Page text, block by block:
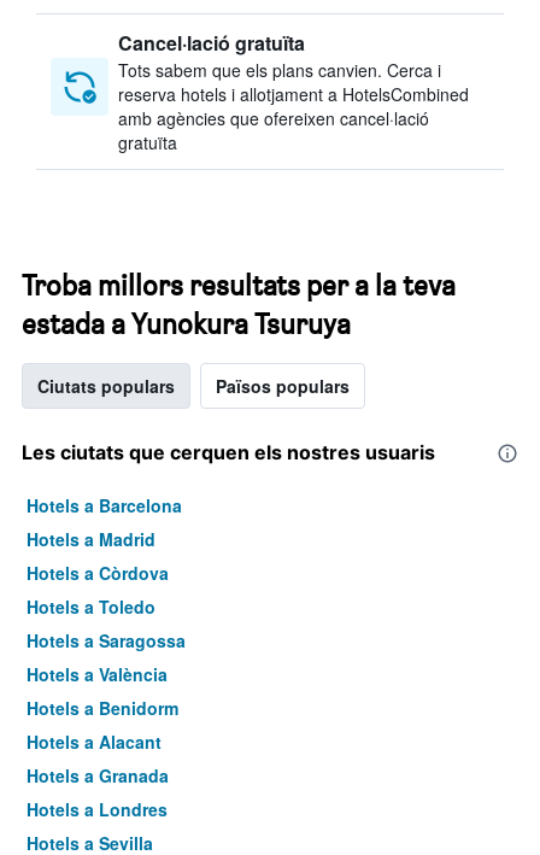
Cancel·lació gratuïta
Tots sabem que els plans canvien. Cerca i
reserva hotels i allotjament a HotelsCombined
amb agències que ofereixen cancel·lació
gratuïta
Troba millors resultats per a la teva
estada a Yunokura Tsuruya
Ciutats populars Països populars
Les ciutats que cerquen els nostres usuaris
Hotels a Barcelona
Hotels a Madrid
Hotels a Còrdova
Hotels a Toledo
Hotels a Saragossa
Hotels a València
Hotels a Benidorm
Hotels a Alacant
Hotels a Granada
Hotels a Londres
Hotels a Sevilla